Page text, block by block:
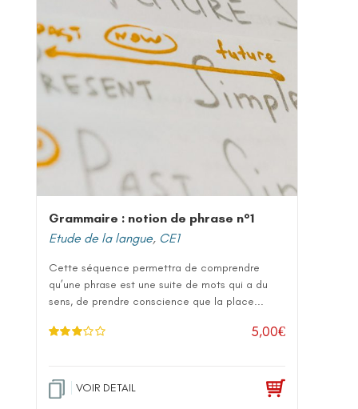
Grammaire : notion de phrase n°1
Etude de la langue, CE1
Cette séquence permettra de comprendre
qu’une phrase est une suite de mots qui a du
sens, de prendre conscience que la place...
5,00€
VOIR DETAIL